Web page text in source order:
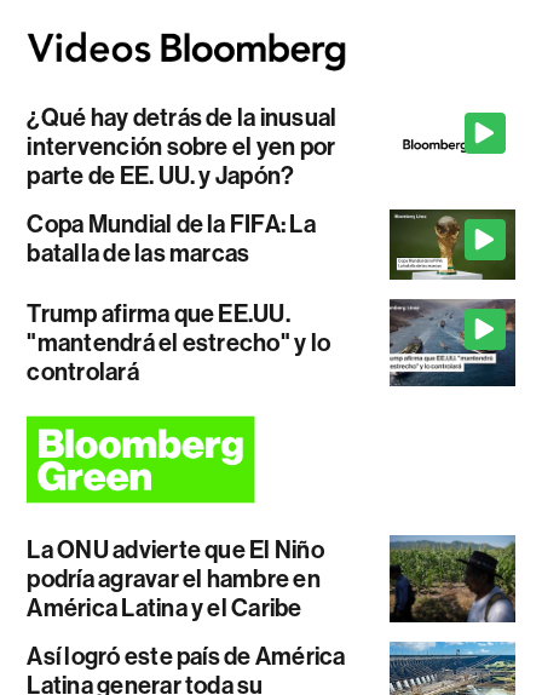
¿Qué hay detrás de la inusual
intervención sobre el yen por
parte de EE. UU. y Japón?
Copa Mundial de la FIFA: La
batalla de las marcas
Trump afirma que EE.UU.
"mantendrá el estrecho" y lo
controlará
La ONU advierte que El Niño
podría agravar el hambre en
América Latina y el Caribe
Así logró este país de América
Latina generar toda su